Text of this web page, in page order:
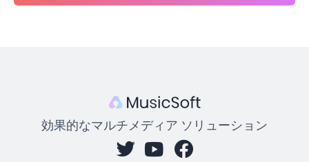
効果的なマルチメディア ソリューション